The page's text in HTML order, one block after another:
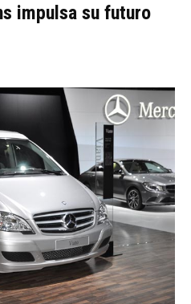
impulsa su futuro